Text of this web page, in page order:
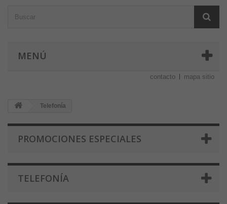
MENÚ
contacto mapa sitio
Telefonía
PROMOCIONES ESPECIALES
TELEFONÍA